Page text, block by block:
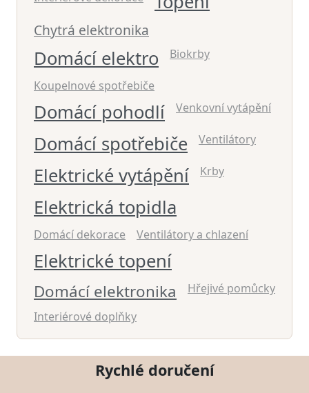
Chytrá elektronika
Domácí elektro Biokrby
Koupelnové spotřebiče
Domácí pohodlí Venkovní vytápění
Domácí spotřebiče Ventilátory
Elektrické vytápění Krby
Elektrická topidla
Domácí dekorace Ventilátory a chlazení
Elektrické topení
Domácí elektronika
Hřejivé pomůcky
Interiérové doplňky
Rychlé doručení